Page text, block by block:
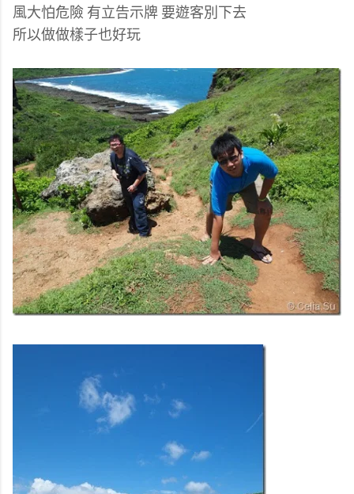
風大怕危險 有立告示牌 要遊客別下去
所以做做樣子也好玩